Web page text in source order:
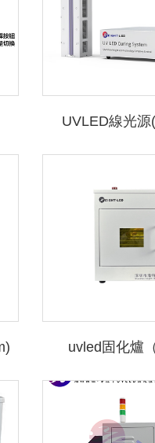
UVLED線光
uvled固化爐